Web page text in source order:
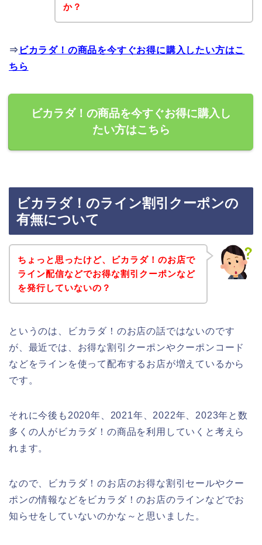
か？
⇒ ビカラダ！の商品を今すぐお得に購入したい方はこ
ちら
ビカラダ！の商品を今すぐお得に購入し
たい方はこちら
ビカラダ！のライン割引クーポンの
有無について
ちょっと思ったけど、ビカラダ！のお店で
ライン配信などでお得な割引クーポンなど
を発行していないの？
というのは、ビカラダ！のお店の話ではないのです
が、最近では、お得な割引クーポンやクーポンコード
などをラインを使って配布するお店が増えているから
です。
それに今後も2020年、2021年、2022年、2023年と数
多くの人がビカラダ！の商品を利用していくと考えら
れます。
なので、ビカラダ！のお店のお得な割引セールやクー
ポンの情報などをビカラダ！のお店のラインなどでお
知らせをしていないのかな～と思いました。